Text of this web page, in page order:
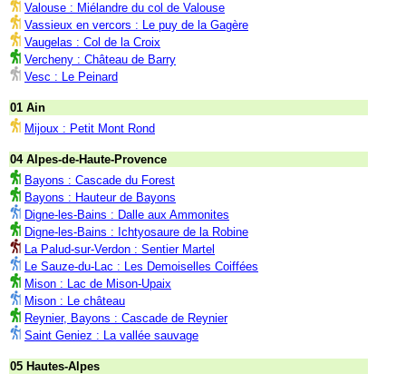
Valouse : Miélandre du col de Valouse
Vassieux en vercors : Le puy de la Gagère
Vaugelas : Col de la Croix
Vercheny : Château de Barry
Vesc : Le Peinard
01 Ain
Mijoux : Petit Mont Rond
04 Alpes-de-Haute-Provence
Bayons : Cascade du Forest
Bayons : Hauteur de Bayons
Digne-les-Bains : Dalle aux Ammonites
Digne-les-Bains : Ichtyosaure de la Robine
La Palud-sur-Verdon : Sentier Martel
Le Sauze-du-Lac : Les Demoiselles Coiffées
Mison : Lac de Mison-Upaix
Mison : Le château
Reynier, Bayons : Cascade de Reynier
Saint Geniez : La vallée sauvage
05 Hautes-Alpes